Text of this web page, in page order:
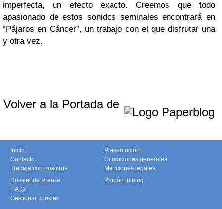
imperfecta, un efecto exacto. Creemos que todo
apasionado de estos sonidos seminales encontrará en
“Pájaros en Cáncer”, un trabajo con el que disfrutar una
y otra vez.
Volver a la Portada de
Inicio
Contacto
Trabaja con nosotros
Presentación
Condiciones generales
Menciones legales
Dossier de Prensa
F.A.Q.
Gestionar cookies
Propón tu blog